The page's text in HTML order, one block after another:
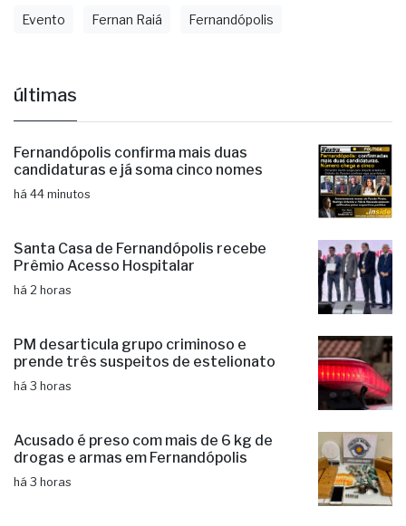
Evento Fernan Raiá Fernandópolis
últimas
Fernandópolis confirma mais duas
candidaturas e já soma cinco nomes
há 44 minutos
Santa Casa de Fernandópolis recebe
Prêmio Acesso Hospitalar
há 2 horas
PM desarticula grupo criminoso e
prende três suspeitos de estelionato
há 3 horas
Acusado é preso com mais de 6 kg de
drogas e armas em Fernandópolis
há 3 horas